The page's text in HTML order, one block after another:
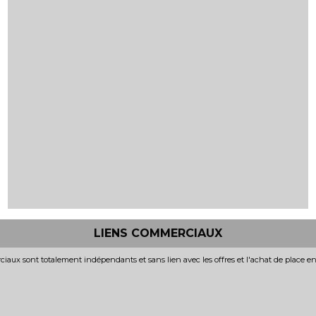
LIENS COMMERCIAUX
sont totalement indépendants et sans lien avec les offres et l'achat de place